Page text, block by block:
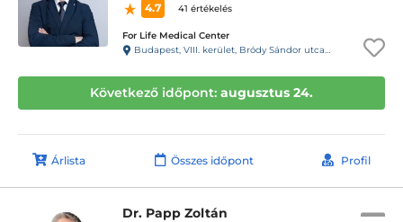
4.7
41 értékelés
For Life Medical Center
Budapest, VIII. kerület, Bródy Sándor utca 28. 1.lépcsőház, fsz. 2.
Következő időpont: augusztus 24.
Árlista Összes időpont Profil
Dr. Papp Zoltán